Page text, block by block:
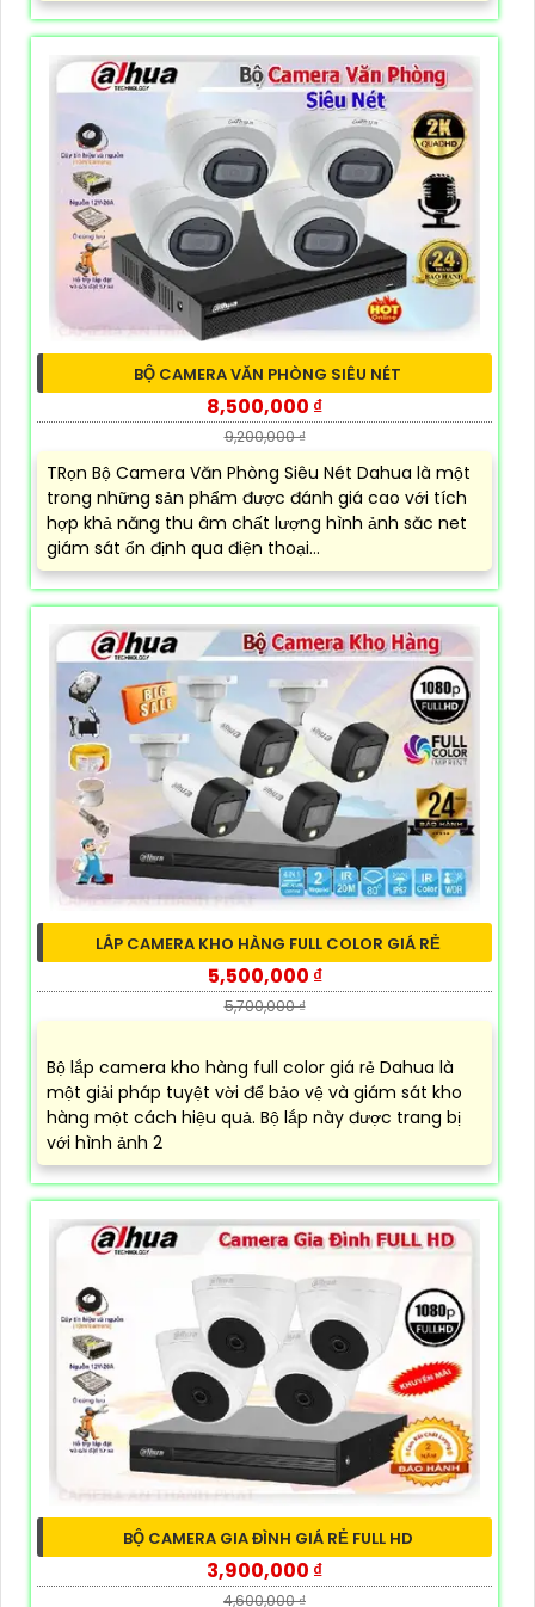
BỘ CAMERA VĂN PHÒNG SIÊU NÉT
8,500,000 ₫
9,200,000 ₫
TRọn Bộ Camera Văn Phòng Siêu Nét Dahua là một
trong những sản phẩm được đánh giá cao với tích
hợp khả năng thu âm chất lượng hình ảnh săc net
giám sát ổn định qua điện thoại...
LẮP CAMERA KHO HÀNG FULL COLOR GIÁ RẺ
5,500,000 ₫
5,700,000 ₫
Bộ lắp camera kho hàng full color giá rẻ Dahua là
một giải pháp tuyệt vời để bảo vệ và giám sát kho
hàng một cách hiệu quả. Bộ lắp này được trang bị
với hình ảnh 2
BỘ CAMERA GIA ĐÌNH GIÁ RẺ FULL HD
3,900,000 ₫
4,600,000 ₫